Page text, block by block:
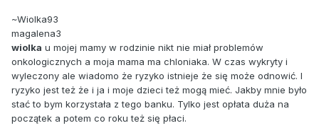
~Wiolka93
magalena3
wiolka u mojej mamy w rodzinie nikt nie miał problemów
onkologicznych a moja mama ma chloniaka. W czas wykryty i
wyleczony ale wiadomo że ryzyko istnieje że się może odnowić. I
ryzyko jest też że i ja i moje dzieci też mogą mieć. Jakby mnie było
stać to bym korzystała z tego banku. Tylko jest opłata duża na
początek a potem co roku też się płaci.